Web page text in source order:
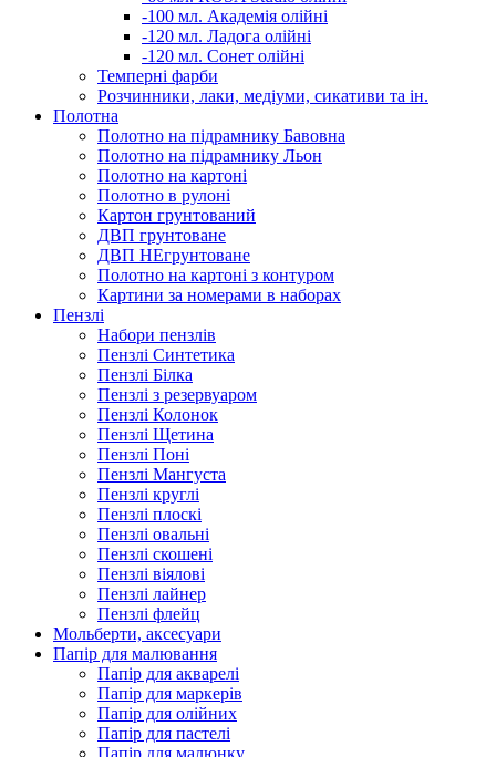
-100 мл. Академія олійні
-120 мл. Ладога олійні
-120 мл. Сонет олійні
Темперні фарби
Розчинники, лаки, медіуми, сикативи та ін.
Полотна
Полотно на підрамнику Бавовна
Полотно на підрамнику Льон
Полотно на картоні
Полотно в рулоні
Картон грунтований
ДВП грунтоване
ДВП НЕгрунтоване
Полотно на картоні з контуром
Картини за номерами в наборах
Пензлі
Набори пензлів
Пензлі Синтетика
Пензлі Білка
Пензлі з резервуаром
Пензлі Колонок
Пензлі Щетина
Пензлі Поні
Пензлі Мангуста
Пензлі круглі
Пензлі плоскі
Пензлі овальні
Пензлі скошені
Пензлі віялові
Пензлі лайнер
Пензлі флейц
Мольберти, аксесуари
Папір для малювання
Папір для акварелі
Папір для маркерів
Папір для олійних
Папір для пастелі
Папір для малюнку